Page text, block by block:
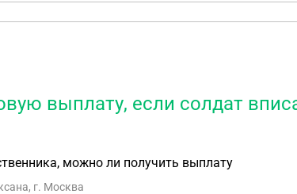
выплату, если солдат
можно ли получить выплату
г. Москва